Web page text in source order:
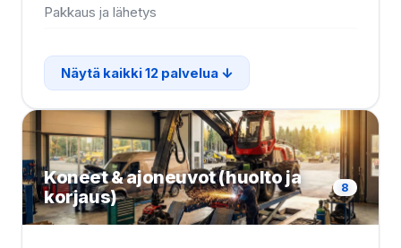
Pakkaus ja lähetys
Näytä kaikki 12 palvelua
Koneet & ajoneuvot (huolto ja
korjaus)
8